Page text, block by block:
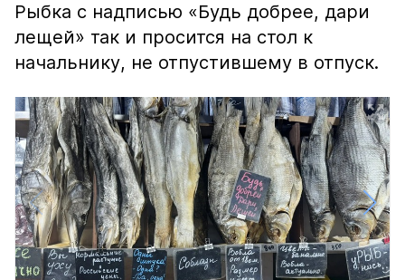
Рыбка с надписью «Будь добрее, дари
лещей» так и просится на стол к
начальнику, не отпустившему в отпуск.